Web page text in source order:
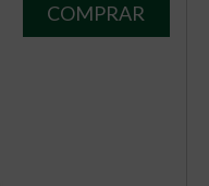
COMPRAR